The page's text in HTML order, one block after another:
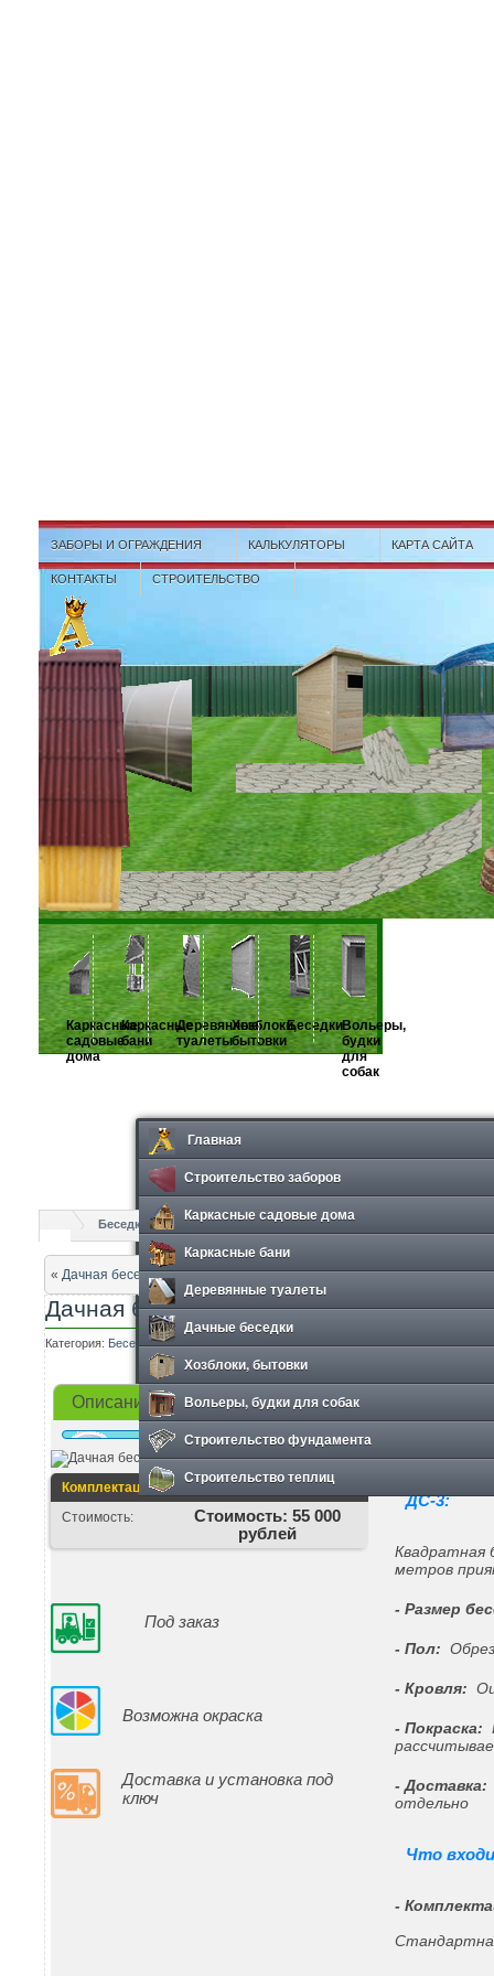
ЗАБОРЫ И ОГРАЖДЕНИЯ КАЛЬКУЛЯТОРЫ КАРТА САЙТА
КОНТАКТЫ СТРОИТЕЛЬСТВО
Каркасные
садовые
дома
Каркасные
бани
Деревянные
туалеты
Хозблоки,
бытовки
БеседкиВольеры,
будки
для
собак
Главная
Строительство заборов
Каркасные садовые дома
Каркасные бани
Деревянные туалеты
Дачные беседки
Хозблоки, бытовки
Вольеры, будки для собак
Строительство фундамента
Строительство теплиц
Беседки Дачная беседка ДС-3
« Дачная беседка ДС-2
Дачная беседка ДС-3
Категория: Беседки Просмотров: 1022
Описание
Комплектация
Цена изделия
Стоимость:
Стоимость: 55 000
рублей
Под заказ
Возможна окраска
Доставка и установка под
ключ
ДС-3:
Квадратная
метров
- Размер
- Пол:
- Кровля:
- Покраска:
- Доставка:
отдельно
Что
-
Фотографии